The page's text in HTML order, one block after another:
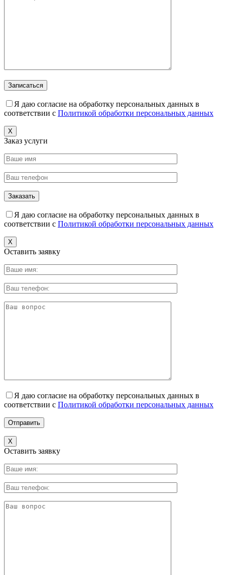
Я даю согласие на обработку персональных данных в
соответствии с Политикой обработки персональных данных
X
Заказ услуги
Я даю согласие на обработку персональных данных в
соответствии с Политикой обработки персональных данных
X
Оставить заявку
Я даю согласие на обработку персональных данных в
соответствии с Политикой обработки персональных данных
X
Оставить заявку